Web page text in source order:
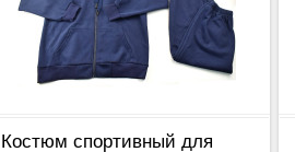
Костюм спортивный для